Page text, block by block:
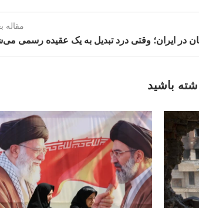
مقاله
در ایران؛ وقتی درد تبدیل به یک عقیده رسمی
باشید